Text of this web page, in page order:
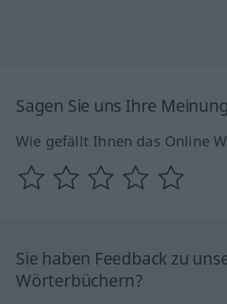
Sagen Sie uns Ihre
Wie gefällt Ihnen das Online
Sie haben Feedback zu
Wörterbüchern?